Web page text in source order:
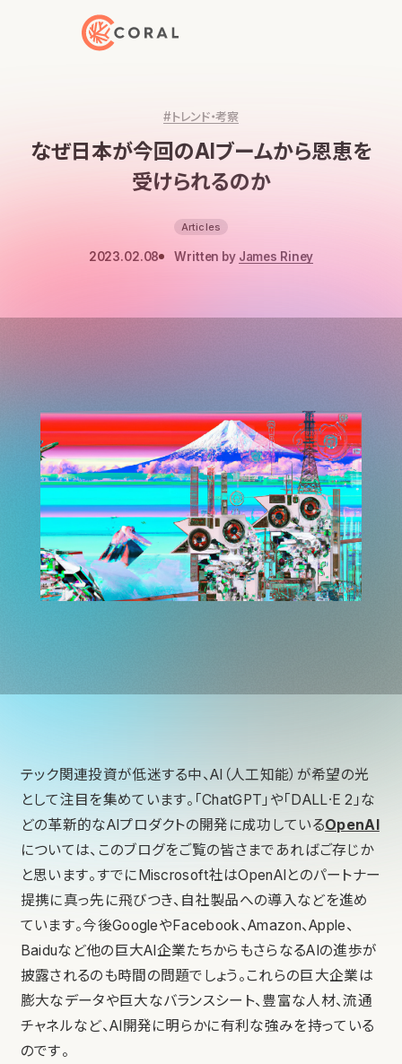
トップページへ戻る
#トレンド・考察
なぜ日本が今回のAIブームから恩恵を
受けられるのか
Articles
2023.02.08 Written by James Riney
テック関連投資が低迷する中、AI（人工知能）が希望の光
として注目を集めています。「ChatGPT」や「DALL·E 2」な
どの革新的なAIプロダクトの開発に成功しているOpenAI
については、このブログをご覧の皆さまであればご存じか
と思います。すでにMiscrosoft社はOpenAIとのパートナー
提携に真っ先に飛びつき、自社製品への導入などを進め
ています。今後GoogleやFacebook、Amazon、Apple、
Baiduなど他の巨大AI企業たちからもさらなるAIの進歩が
披露されるのも時間の問題でしょう。これらの巨大企業は
膨大なデータや巨大なバランスシート、豊富な人材、流通
チャネルなど、AI開発に明らかに有利な強みを持っている
のです。